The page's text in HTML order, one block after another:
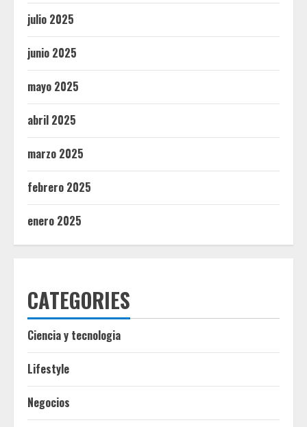
julio 2025
junio 2025
mayo 2025
abril 2025
marzo 2025
febrero 2025
enero 2025
CATEGORIES
Ciencia y tecnologia
Lifestyle
Negocios